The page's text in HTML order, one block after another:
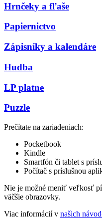
Hrnčeky a fľaše
Papiernictvo
Zápisníky a kalendáre
Hudba
LP platne
Puzzle
Prečítate na zariadeniach:
Pocketbook
Kindle
Smartfón či tablet s
Počítač s príslušnou
Nie je možné meniť veľkosť
väčšie obrazovky.
Viac informácií v našich